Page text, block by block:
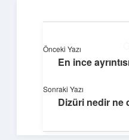
Farklı bakış
Önceki Yazı
En ince
Sonraki Yazı
Dizüri nedir ne